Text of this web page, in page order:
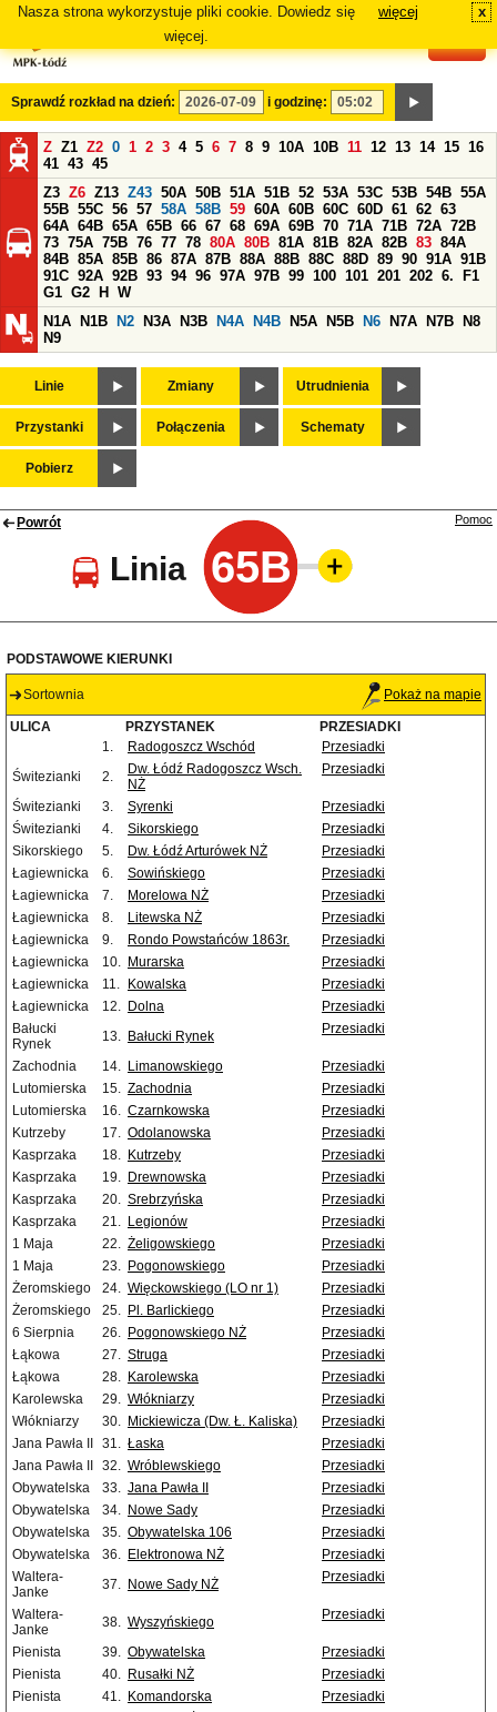
Nasza strona wykorzystuje pliki cookie. Dowiedz się
więcej.
więcej x
Sprawdź rozkład na dzień: i godzinę:
Z Z1 Z2 0 1 2 3 4 5 6 7 8 9 10A 10B 11 12 13 14 15 16
41 43 45
Z3 Z6 Z13 Z43 50A 50B 51A 51B 52 53A 53C 53B 54B 55A
55B 55C 56 57 58A 58B 59 60A 60B 60C 60D 61 62 63
64A 64B 65A 65B 66 67 68 69A 69B 70 71A 71B 72A 72B
73 75A 75B 76 77 78 80A 80B 81A 81B 82A 82B 83 84A
84B 85A 85B 86 87A 87B 88A 88B 88C 88D 89 90 91A 91B
91C 92A 92B 93 94 96 97A 97B 99 100 101 201 202 6.
F1
G1 G2 H
W
N1A
N1B N2 N3A N3B N4A N4B N5A N5B N6 N7A N7B
N8
N9
Linie Zmiany Utrudnienia
Przystanki Połączenia Schematy
Pobierz
Powrót
Linia 65B
Pomoc
PODSTAWOWE KIERUNKI
Sortownia Pokaż na mapie
ULICA PRZYSTANEK
PRZESIADKI
1.
Radogoszcz Wschód
Przesiadki
Świtezianki
2.
Dw. Łódź Radogoszcz Wsch.
NŻ
Przesiadki
Świtezianki 3. Syrenki
Przesiadki
Świtezianki
4. Sikorskiego
Przesiadki
Sikorskiego
5. Dw. Łódź Arturówek NŻ
Przesiadki
Łagiewnicka
6. Sowińskiego
Przesiadki
Łagiewnicka
7. Morelowa NŻ
Przesiadki
Łagiewnicka
8. Litewska NŻ
Przesiadki
Łagiewnicka
9. Rondo Powstańców 1863r.
Przesiadki
Łagiewnicka
10. Murarska
Przesiadki
Łagiewnicka
11. Kowalska
Przesiadki
Łagiewnicka
12. Dolna
Przesiadki
Bałucki
Rynek
13. Bałucki Rynek Przesiadki
Zachodnia 14. Limanowskiego
Przesiadki
Lutomierska
15. Zachodnia
Przesiadki
Lutomierska
16. Czarnkowska
Przesiadki
Kutrzeby
17. Odolanowska
Przesiadki
Kasprzaka
18. Kutrzeby
Przesiadki
Kasprzaka
19. Drewnowska
Przesiadki
Kasprzaka
20. Srebrzyńska
Przesiadki
Kasprzaka
21. Legionów
Przesiadki
1 Maja
22. Żeligowskiego
Przesiadki
1 Maja
23. Pogonowskiego
Przesiadki
Żeromskiego
24. Więckowskiego (LO nr 1)
Przesiadki
Żeromskiego
25. Pl. Barlickiego
Przesiadki
6 Sierpnia
26. Pogonowskiego NŻ
Przesiadki
Łąkowa
27. Struga
Przesiadki
Łąkowa
28. Karolewska
Przesiadki
Karolewska
29. Włókniarzy
Przesiadki
Włókniarzy
30. Mickiewicza (Dw. Ł. Kaliska)
Przesiadki
Jana Pawła II
31. Łaska
Przesiadki
Jana Pawła II
32. Wróblewskiego
Przesiadki
Obywatelska
33. Jana Pawła II
Przesiadki
Obywatelska
34. Nowe Sady
Przesiadki
Obywatelska
35. Obywatelska 106
Przesiadki
Obywatelska
36. Elektronowa NŻ
Przesiadki
Waltera-
Janke
37. Nowe Sady NŻ Przesiadki
Waltera-
Janke
38. Wyszyńskiego Przesiadki
Pienista 39. Obywatelska
Przesiadki
Pienista
40. Rusałki NŻ
Przesiadki
Pienista
41. Komandorska
Przesiadki